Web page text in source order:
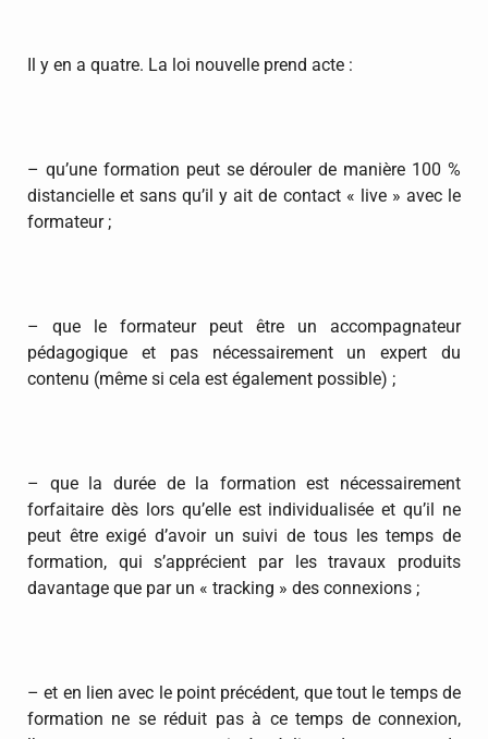
Il y en a quatre. La loi nouvelle prend acte :
– qu’une formation peut se dérouler de manière 100 %
distancielle et sans qu’il y ait de contact « live » avec le
formateur ;
– que le formateur peut être un accompagnateur
pédagogique et pas nécessairement un expert du
contenu (même si cela est également possible) ;
– que la durée de la formation est nécessairement
forfaitaire dès lors qu’elle est individualisée et qu’il ne
peut être exigé d’avoir un suivi de tous les temps de
formation, qui s’apprécient par les travaux produits
davantage que par un « tracking » des connexions ;
– et en lien avec le point précédent, que tout le temps de
formation ne se réduit pas à ce temps de connexion,